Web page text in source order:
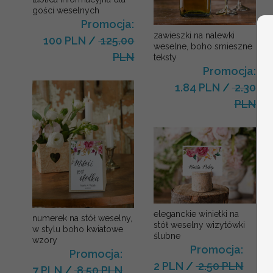
gości weselnych
Promocja:
100 PLN /125.00
PLN
numerek na stół weselny,
w stylu boho kwiatowe
wzory
Promocja:
7 PLN / 8.50 PLN
zawieszki na nalewki
weselne, boho smieszne
teksty
Promocja:
1.84 PLN /2.30
PLN
eleganckie winietki na
stół weselny wizytówki
ślubne
Promocja:
2 PLN /2.50 PLN